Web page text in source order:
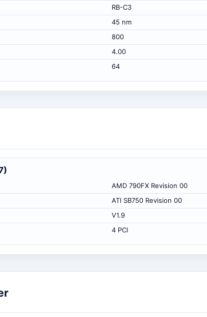
RB-C3
45 nm
800
4.00
64
AMD 790FX Revision 00
ATI SB750 Revision 00
V1.9
4 PCI